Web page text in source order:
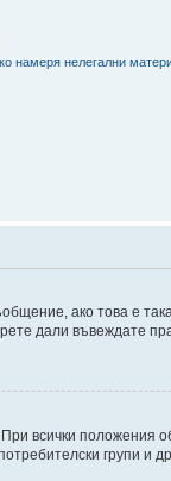
намеря нелегални
ако това е
дали въвеждате
всички положения
групи и